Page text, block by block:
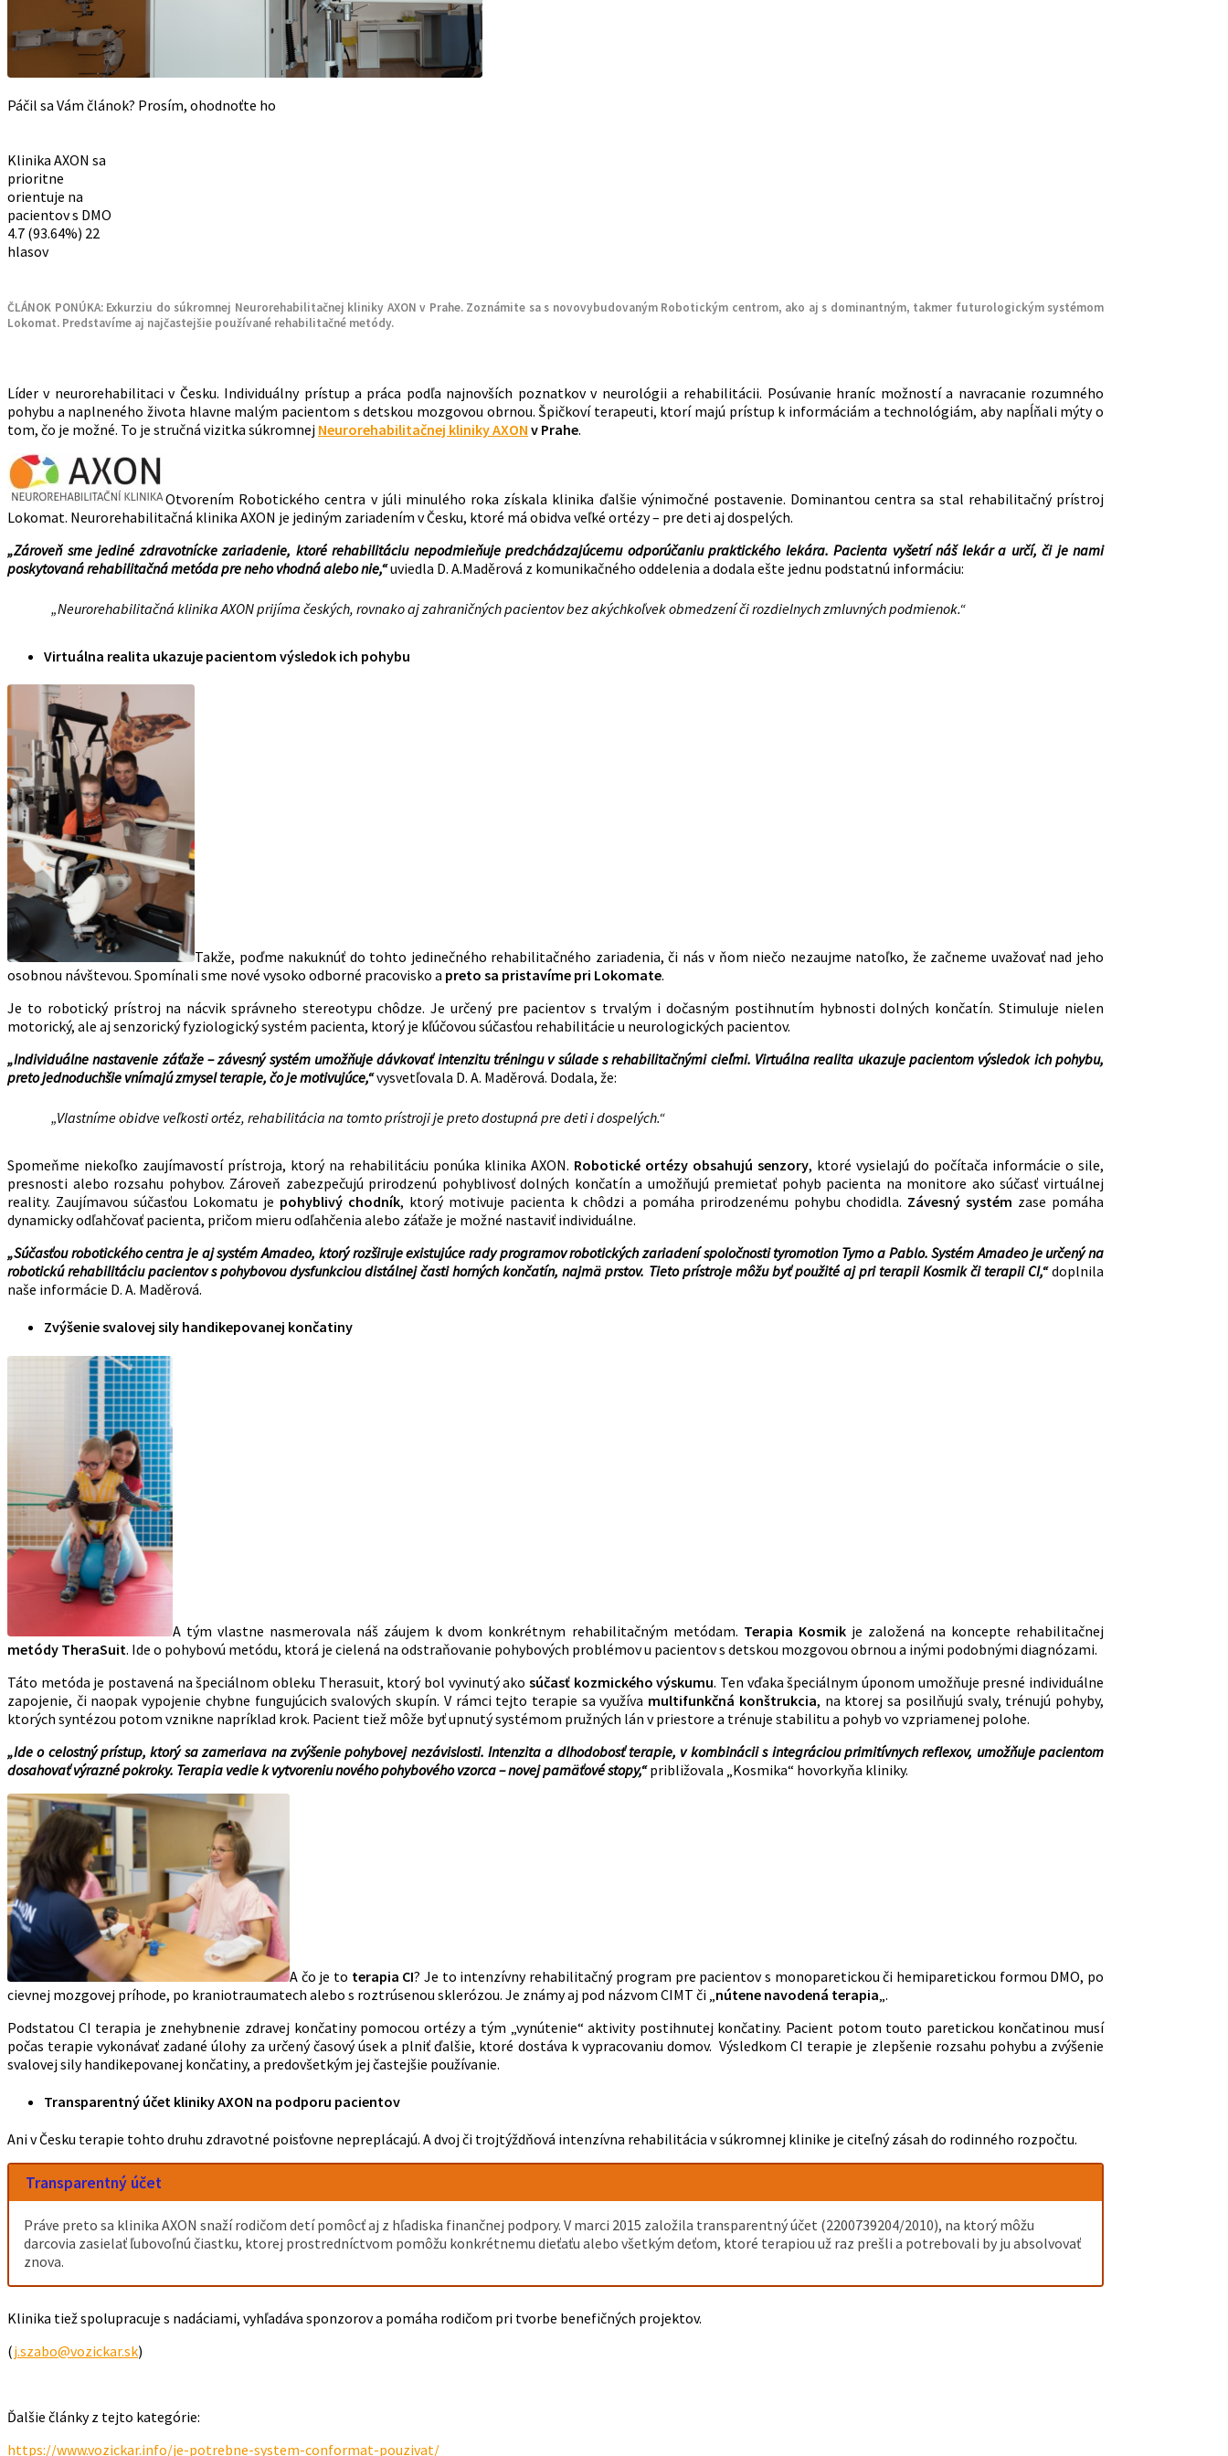
Páčil sa Vám článok? Prosím, ohodnoťte ho
Klinika AXON sa
prioritne
orientuje na
pacientov s DMO
4.7 (93.64%) 22
hlasov
ČLÁNOK PONÚKA: Exkurziu do súkromnej Neurorehabilitačnej kliniky AXON v Prahe. Zoznámite sa s novovybudovaným Robotickým centrom, ako aj s dominantným, takmer futurologickým systémom
Lokomat. Predstavíme aj najčastejšie používané rehabilitačné metódy.
Líder v neurorehabilitaci v Česku. Individuálny prístup a práca podľa najnovších poznatkov v neurológii a rehabilitácii. Posúvanie hraníc možností a navracanie rozumného
pohybu a naplneného života hlavne malým pacientom s detskou mozgovou obrnou. Špičkoví terapeuti, ktorí majú prístup k informáciám a technológiám, aby napĺňali mýty o
tom, čo je možné. To je stručná vizitka súkromnej Neurorehabilitačnej kliniky AXON v Prahe.
Otvorením Robotického centra v júli minulého roka získala klinika ďalšie výnimočné postavenie. Dominantou centra sa stal rehabilitačný prístroj
Lokomat. Neurorehabilitačná klinika AXON je jediným zariadením v Česku, ktoré má obidva veľké ortézy – pre deti aj dospelých.
„Zároveň sme jediné zdravotnícke zariadenie, ktoré rehabilitáciu nepodmieňuje predchádzajúcemu odporúčaniu praktického lekára. Pacienta vyšetrí náš lekár a určí, či je nami
poskytovaná rehabilitačná metóda pre neho vhodná alebo nie,“uviedla D. A.Maděrová z komunikačného oddelenia a dodala ešte jednu podstatnú informáciu:
„Neurorehabilitačná klinika AXON prijíma českých, rovnako aj zahraničných pacientov bez akýchkoľvek obmedzení či rozdielnych zmluvných podmienok.“
Virtuálna realita ukazuje pacientom výsledok ich pohybu
Takže, poďme nakuknúť do tohto jedinečného rehabilitačného zariadenia, či nás v ňom niečo nezaujme natoľko, že začneme uvažovať nad jeho
osobnou návštevou. Spomínali sme nové vysoko odborné pracovisko a preto sa pristavíme pri Lokomate.
Je to robotický prístroj na nácvik správneho stereotypu chôdze. Je určený pre pacientov s trvalým i dočasným postihnutím hybnosti dolných končatín. Stimuluje nielen
motorický, ale aj senzorický fyziologický systém pacienta, ktorý je kľúčovou súčasťou rehabilitácie u neurologických pacientov.
„Individuálne nastavenie záťaže – závesný systém umožňuje dávkovať intenzitu tréningu v súlade s rehabilitačnými cieľmi. Virtuálna realita ukazuje pacientom výsledok ich pohybu,
preto jednoduchšie vnímajú zmysel terapie, čo je motivujúce,“vysvetľovala D. A. Maděrová. Dodala, že:
„Vlastníme obidve veľkosti ortéz, rehabilitácia na tomto prístroji je preto dostupná pre deti i dospelých.“
Spomeňme niekoľko zaujímavostí prístroja, ktorý na rehabilitáciu ponúka klinika AXON. Robotické ortézy obsahujú senzory, ktoré vysielajú do počítača informácie o sile,
presnosti alebo rozsahu pohybov. Zároveň zabezpečujú prirodzenú pohyblivosť dolných končatín a umožňujú premietať pohyb pacienta na monitore ako súčasť virtuálnej
reality. Zaujímavou súčasťou Lokomatu je pohyblivý chodník, ktorý motivuje pacienta k chôdzi a pomáha prirodzenému pohybu chodidla. Závesný systém zase pomáha
dynamicky odľahčovať pacienta, pričom mieru odľahčenia alebo záťaže je možné nastaviť individuálne.
„Súčasťou robotického centra je aj systém Amadeo, ktorý rozširuje existujúce rady programov robotických zariadení spoločnosti tyromotion Tymo a Pablo. Systém Amadeo je určený na
robotickú rehabilitáciu pacientov s pohybovou dysfunkciou distálnej časti horných končatín, najmä prstov. Tieto prístroje môžu byť použité aj pri terapii Kosmik či terapii CI,“doplnila
naše informácie D. A. Maděrová.
Zvýšenie svalovej sily handikepovanej končatiny
A tým vlastne nasmerovala náš záujem k dvom konkrétnym rehabilitačným metódam. Terapia Kosmikje založená na koncepte rehabilitačnej
metódy TheraSuit. Ide o pohybovú metódu, ktorá je cielená na odstraňovanie pohybových problémov u pacientov s detskou mozgovou obrnou a inými podobnými diagnózami.
Táto metóda je postavená na špeciálnom obleku Therasuit, ktorý bol vyvinutý ako súčasť kozmického výskumu. Ten vďaka špeciálnym úponom umožňuje presné individuálne
zapojenie, či naopak vypojenie chybne fungujúcich svalových skupín. V rámci tejto terapie sa využíva multifunkčná konštrukcia, na ktorej sa posilňujú svaly, trénujú pohyby,
ktorých syntézou potom vznikne napríklad krok. Pacient tiež môže byť upnutý systémom pružných lán v priestore a trénuje stabilitu a pohyb vo vzpriamenej polohe.
„Ide o celostný prístup, ktorý sa zameriava na zvýšenie pohybovej nezávislosti. Intenzita a dlhodobosť terapie, v kombinácii s integráciou primitívnych reflexov, umožňuje pacientom
dosahovať výrazné pokroky. Terapia vedie k vytvoreniu nového pohybového vzorca – novej pamäťové stopy,“približovala „Kosmika“ hovorkyňa kliniky.
A čo je to terapia CI? Je to intenzívny rehabilitačný program pre pacientov s monoparetickou či hemiparetickou formou DMO, po
cievnej mozgovej príhode, po kraniotraumatech alebo s roztrúsenou sklerózou. Je známy aj pod názvom CIMT či „ nútene navodená terapia „.
Podstatou CI terapia je znehybnenie zdravej končatiny pomocou ortézy a tým „vynútenie“ aktivity postihnutej končatiny. Pacient potom touto paretickou končatinou musí
počas terapie vykonávať zadané úlohy za určený časový úsek a plniť ďalšie, ktoré dostáva k vypracovaniu domov. Výsledkom CI terapie je zlepšenie rozsahu pohybu a zvýšenie
svalovej sily handikepovanej končatiny, a predovšetkým jej častejšie používanie.
Transparentný účet kliniky AXON na podporu pacientov
Ani v Česku terapie tohto druhu zdravotné poisťovne nepreplácajú. A dvoj či trojtýždňová intenzívna rehabilitácia v súkromnej klinike je citeľný zásah do rodinného rozpočtu.
Transparentný účet
Práve preto sa klinika AXON snaží rodičom detí pomôcť aj z hľadiska finančnej podpory. V marci 2015 založila transparentný účet (2200739204/2010), na ktorý môžu
darcovia zasielať ľubovoľnú čiastku, ktorej prostredníctvom pomôžu konkrétnemu dieťaťu alebo všetkým deťom, ktoré terapiou už raz prešli a potrebovali by ju absolvovať
znova.
Klinika tiež spolupracuje s nadáciami, vyhľadáva sponzorov a pomáha rodičom pri tvorbe benefičných projektov.
(j.szabo@vozickar.sk)
Ďalšie články z tejto kategórie:
https://www.vozickar.info/je-potrebne-system-conformat-pouzivat/